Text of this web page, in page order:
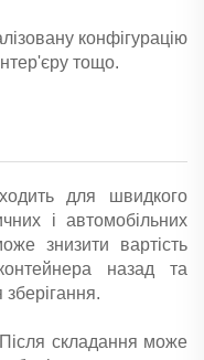
конфігурацію
тощо.
для швидкого
і автомобільних
знизити вартість
назад та
Після складання може